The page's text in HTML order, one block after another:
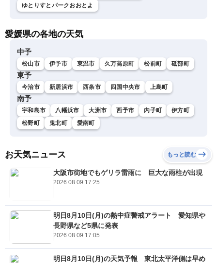
ゆとりすとパークおおとよ
愛媛県の各地の天気
中予
松山市 伊予市 東温市 久万高原町 松前町 砥部町
東予
今治市 新居浜市 西条市 四国中央市 上島町
南予
宇和島市 八幡浜市 大洲市 西予市 内子町
伊方町
松野町
鬼北町 愛南町
お天気ニュース もっと読む
大阪市街地でもゲリラ雷雨に 巨大な雨柱が出現
2026.08.09 17:25
明日8月10日(月)の熱中症警戒アラート 愛知県や
長野県など5県に発表
2026.08.09 17:05
明日8月10日(月)の天気予報 東北太平洋側は早め